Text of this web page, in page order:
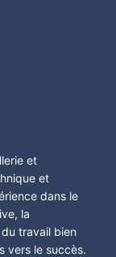
et
et
dans le
la
travail bien
vers le succès.